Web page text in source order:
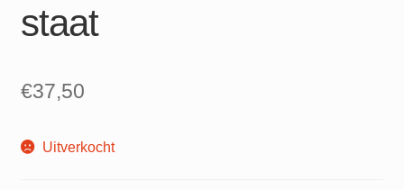
staat
€37,50
Uitverkocht